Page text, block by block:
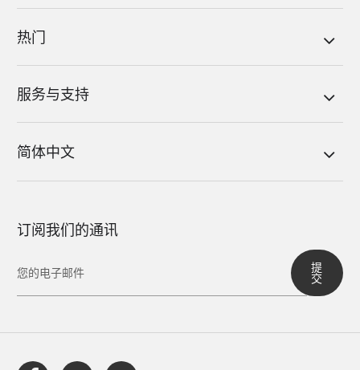
热门
服务与支持
简体中文
订阅我们的通讯
提
交